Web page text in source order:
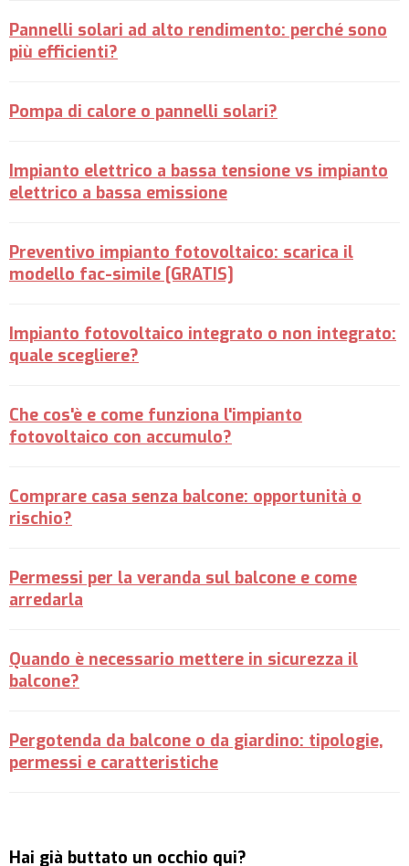
Pannelli solari ad alto rendimento: perché sono
più efficienti?
Pompa di calore o pannelli solari?
Impianto elettrico a bassa tensione vs impianto
elettrico a bassa emissione
Preventivo impianto fotovoltaico: scarica il
modello fac-simile [GRATIS]
Impianto fotovoltaico integrato o non integrato:
quale scegliere?
Che cos'è e come funziona l'impianto
fotovoltaico con accumulo?
Comprare casa senza balcone: opportunità o
rischio?
Permessi per la veranda sul balcone e come
arredarla
Quando è necessario mettere in sicurezza il
balcone?
Pergotenda da balcone o da giardino: tipologie,
permessi e caratteristiche
Hai già buttato un occhio qui?